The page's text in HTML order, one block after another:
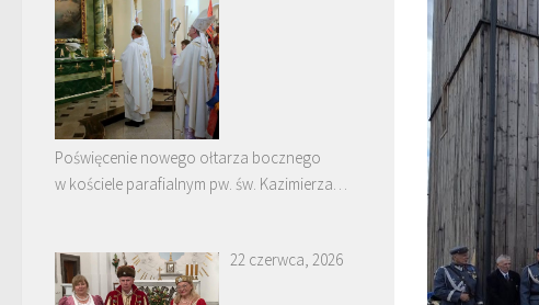
Poświęcenie nowego ołtarza bocznego
w kościele parafialnym pw. św. Kazimierza
22 czerwca, 2026